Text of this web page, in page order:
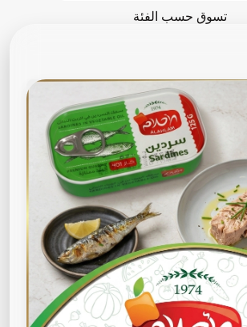
تسوق حسب الفئة